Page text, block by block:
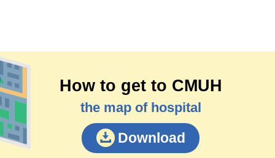
How to get to CMUH
the map of hospital
Download